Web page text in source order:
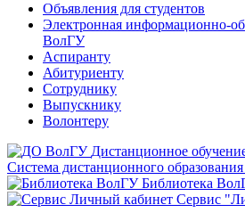
Объявления для студентов
Электронная информационно-
ВолГУ
Аспиранту
Абитуриенту
Сотруднику
Выпускнику
Волонтеру
Дистанционное
Система дистанционного
Библиотека
Сервис